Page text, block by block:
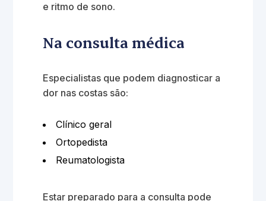
e ritmo de sono.
Na consulta médica
Especialistas que podem diagnosticar a
dor nas costas são:
Clínico geral
Ortopedista
Reumatologista
Estar preparado para a consulta pode